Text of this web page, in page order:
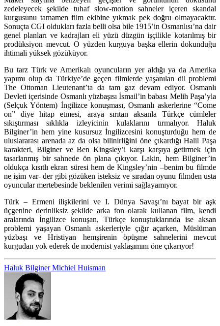
zedeleyecek şekilde tuhaf slow-motion sahneler içeren skandal
kurgusunu tamamen film ekibine yıkmak pek doğru olmayacaktır.
Sonuçta CGI oldukları fazla belli olsa bile 1915’in Osmanlısı’na dair
genel planları ve kadrajları eli yüzü düzgün işçilikle kotarılmış bir
prodüksiyon mevcut. O yüzden kurguya başka ellerin dokunduğu
ihtimali yüksek gözüküyor.
Bu tarz Türk ve Amerikalı oyuncuların yer aldığı ya da Amerika
yapımı olup da Türkiye’de geçen filmlerde yaşanılan dil problemi
The Ottoman Lieutenant’ta da tam gaz devam ediyor. Osmanlı
Devleti içerisinde Osmanlı yüzbaşısı İsmail’in babası Melih Paşa’yla
(Selçuk Yöntem) İngilizce konuşması, Osmanlı askerlerine “Come
on” diye hitap etmesi, araya sırıtan aksanla Türkçe cümleler
sıkıştırması sıklıkla izleyicinin kulaklarını tırmalıyor. Haluk
Bilginer’in hem yine kusursuz İngilizcesini konuşturduğu hem de
uluslararası arenada az da olsa bilinirliğini öne çıkardığı Halil Paşa
karakteri, Bilginer ve Ben Kingsley’i karşı karşıya getirmek için
tasarlanmış bir sahnede ön plana çıkıyor. Lakin, hem Bilginer’in
oldukça kısıtlı ekran süresi hem de Kingsley’nin –benim bu filmde
ne işim var- der gibi gözüken isteksiz ve sıradan oyunu filmden usta
oyuncular mertebesinde beklenilen verimi sağlayamıyor.
Türk – Ermeni ilişkilerini ve I. Dünya Savaşı’nı bayat bir aşk
üçgenine derinliksiz şekilde arka fon olarak kullanan film, kendi
aralarında İngilizce konuşan, Türkçe konuştuklarında ise aksan
problemi yaşayan Osmanlı askerleriyle çığır açarken, Müslüman
yüzbaşı ve Hristiyan hemşirenin öpüşme sahnelerini mevcut
kurgudan yok ederek de modernist yaklaşımını öne çıkarıyor!
Haluk BilginerMichiel Huisman